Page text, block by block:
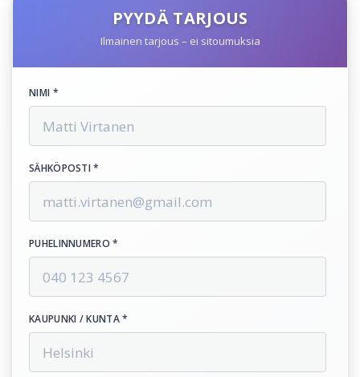
PYYDÄ TARJOUS
Ilmainen tarjous – ei sitoumuksia
NIMI *
SÄHKÖPOSTI *
PUHELINNUMERO *
KAUPUNKI / KUNTA *